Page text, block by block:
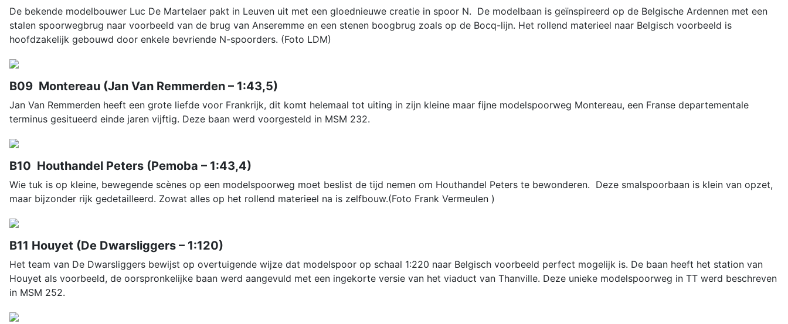
De bekende modelbouwer Luc De Martelaer pakt in Leuven uit met een gloednieuwe creatie in spoor N. De modelbaan is geïnspireerd op de Belgische Ardennen met een
stalen spoorwegbrug naar voorbeeld van de brug van Anseremme en een stenen boogbrug zoals op de Bocq-lijn. Het rollend materieel naar Belgisch voorbeeld is
hoofdzakelijk gebouwd door enkele bevriende N-spoorders. (Foto LDM)
B09 Montereau (Jan Van Remmerden – 1:43,5)
Jan Van Remmerden heeft een grote liefde voor Frankrijk, dit komt helemaal tot uiting in zijn kleine maar fijne modelspoorweg Montereau, een Franse departementale
terminus gesitueerd einde jaren vijftig. Deze baan werd voorgesteld in MSM 232.
B10 Houthandel Peters (Pemoba – 1:43,4)
Wie tuk is op kleine, bewegende scènes op een modelspoorweg moet beslist de tijd nemen om Houthandel Peters te bewonderen. Deze smalspoorbaan is klein van opzet,
maar bijzonder rijk gedetailleerd. Zowat alles op het rollend materieel na is zelfbouw.(Foto Frank Vermeulen )
B11 Houyet (De Dwarsliggers – 1:120)
Het team van De Dwarsliggers bewijst op overtuigende wijze dat modelspoor op schaal 1:220 naar Belgisch voorbeeld perfect mogelijk is. De baan heeft het station van
Houyet als voorbeeld, de oorspronkelijke baan werd aangevuld met een ingekorte versie van het viaduct van Thanville. Deze unieke modelspoorweg in TT werd beschreven
in MSM 252.